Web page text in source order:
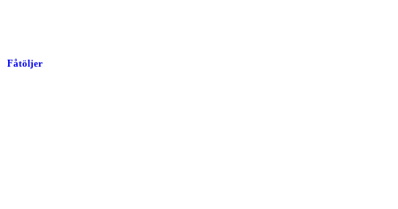
Fåtöljer